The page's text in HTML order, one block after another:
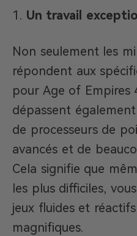
Un travail
Non seulement les
répondent aux
pour Age of Empires
dépassent
de processeurs de
avancés et de
Cela signifie que
les plus difficiles,
jeux fluides et
magnifiques.